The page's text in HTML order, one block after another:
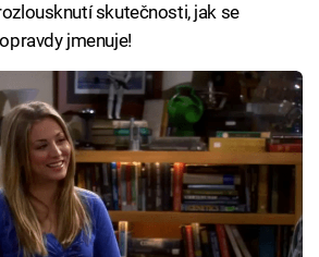
skutečnosti, jak se
jmenuje!